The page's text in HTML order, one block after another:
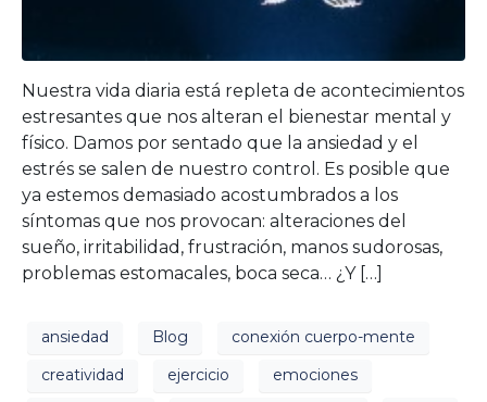
Nuestra vida diaria está repleta de acontecimientos
estresantes que nos alteran el bienestar mental y
físico. Damos por sentado que la ansiedad y el
estrés se salen de nuestro control. Es posible que
ya estemos demasiado acostumbrados a los
síntomas que nos provocan: alteraciones del
sueño, irritabilidad, frustración, manos sudorosas,
problemas estomacales, boca seca… ¿Y […]
ansiedad Blog
conexión cuerpo-mente
creatividad
ejercicio
emociones